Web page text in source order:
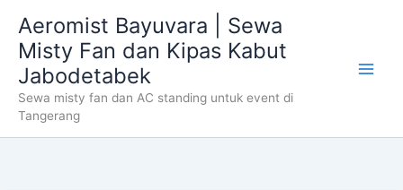
content
Aeromist Bayuvara | Sewa
Misty Fan dan Kipas Kabut
Jabodetabek
Sewa misty fan dan AC standing untuk event di
Tangerang